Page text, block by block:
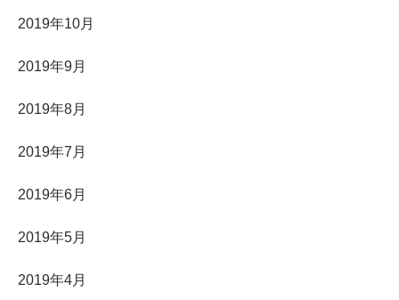
2019年10月
2019年9月
2019年8月
2019年7月
2019年6月
2019年5月
2019年4月